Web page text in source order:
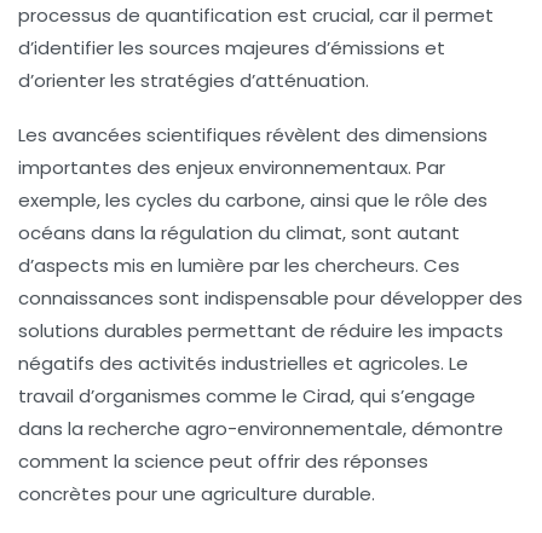
processus de quantification est crucial, car il permet
d’identifier les sources majeures d’émissions et
d’orienter les stratégies d’atténuation.
Les avancées scientifiques révèlent des dimensions
importantes des enjeux environnementaux. Par
exemple, les cycles du carbone, ainsi que le rôle des
océans dans la régulation du climat, sont autant
d’aspects mis en lumière par les chercheurs. Ces
connaissances sont indispensable pour développer des
solutions durables permettant de réduire les impacts
négatifs des activités industrielles et agricoles. Le
travail d’organismes comme le Cirad, qui s’engage
dans la recherche agro-environnementale, démontre
comment la science peut offrir des réponses
concrètes pour une agriculture durable.